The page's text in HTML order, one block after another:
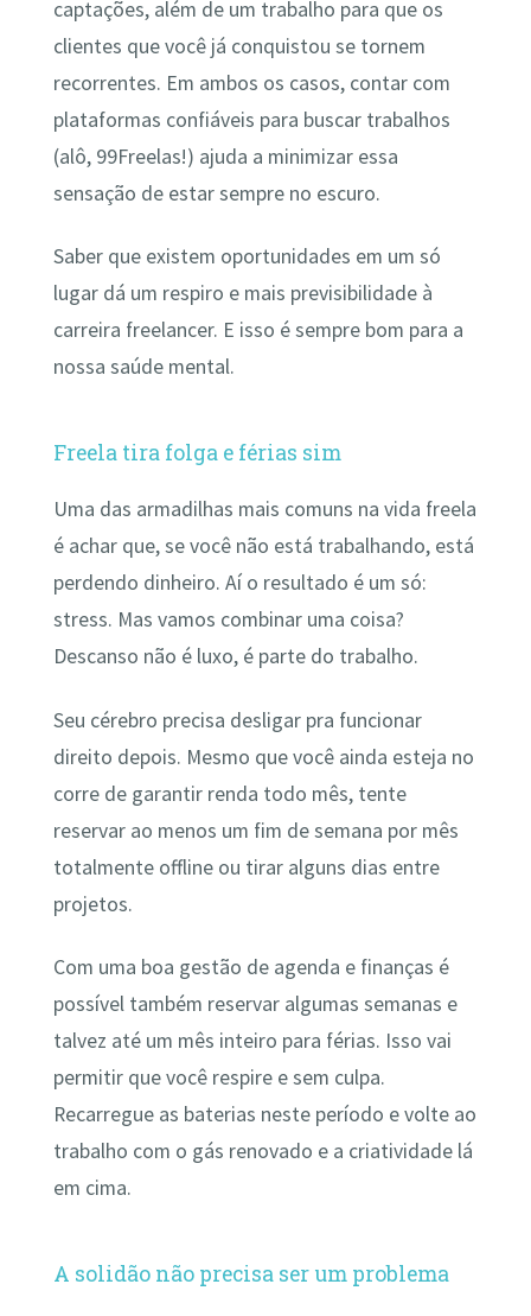
captações, além de um trabalho para que os
clientes que você já conquistou se tornem
recorrentes. Em ambos os casos, contar com
plataformas confiáveis para buscar trabalhos
(alô, 99Freelas!) ajuda a minimizar essa
sensação de estar sempre no escuro.
Saber que existem oportunidades em um só
lugar dá um respiro e mais previsibilidade à
carreira freelancer. E isso é sempre bom para a
nossa saúde mental.
Freela tira folga e férias sim
Uma das armadilhas mais comuns na vida freela
é achar que, se você não está trabalhando, está
perdendo dinheiro. Aí o resultado é um só:
stress. Mas vamos combinar uma coisa?
Descanso não é luxo, é parte do trabalho.
Seu cérebro precisa desligar pra funcionar
direito depois. Mesmo que você ainda esteja no
corre de garantir renda todo mês, tente
reservar ao menos um fim de semana por mês
totalmente offline ou tirar alguns dias entre
projetos.
Com uma boa gestão de agenda e finanças é
possível também reservar algumas semanas e
talvez até um mês inteiro para férias. Isso vai
permitir que você respire e sem culpa.
Recarregue as baterias neste período e volte ao
trabalho com o gás renovado e a criatividade lá
em cima.
A solidão não precisa ser um problema